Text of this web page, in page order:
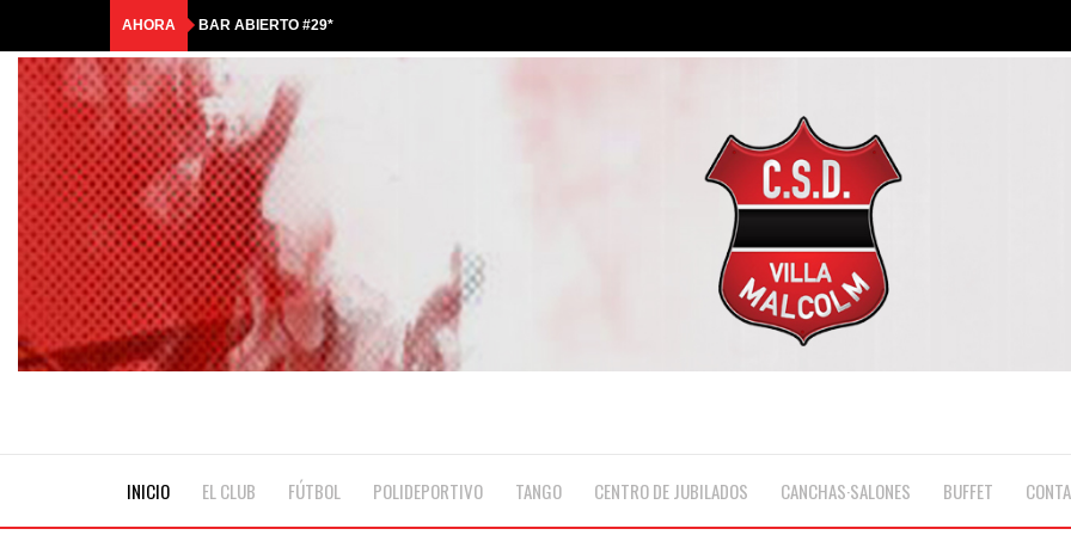
AHORA BAR ABIERTO #29*
COMUNICADO OFICIAL
HASTA SIEMPRE, QUERIDO ANTONIO
🎟️RIFA TRICOLOR | GANADORES🎟️
☀️¡LLEGÓ LA COLONIA DE MALCOLM!💦
INICIO EL CLUB FÚTBOL POLIDEPORTIVO TANGO CENTRO DE JUBILADOS CANCHAS·SALONES BUFFET